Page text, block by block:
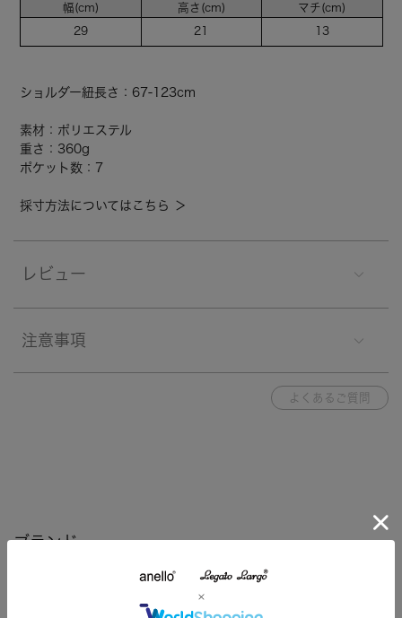
幅(cm)
29
高さ(cm)
21
マチ(cm)
13
ショルダー紐長さ：67-123cm
素材：ポリエステル
重さ：360g
ポケット数：7
採寸方法についてはこちら ＞
レビュー
注意事項
よくあるご質問
ブランド